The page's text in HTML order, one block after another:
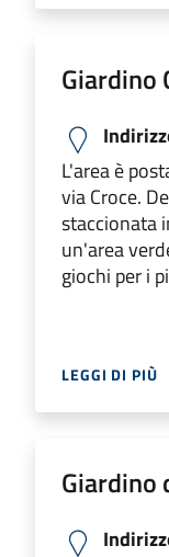
Giardino
L'area è
via Croce.
staccionata
un'area
giochi per i
LEGGI DI PIÙ
Giardino